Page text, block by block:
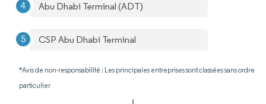
Abu Dhabi Terminal (ADT)
CSP Abu Dhabi Terminal
*Avis de non-responsabilité : Les principales entreprises sont classées sans ordre
particulier